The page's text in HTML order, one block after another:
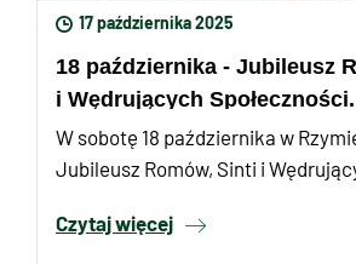
17 października 2025
18 października - Jubileusz
i Wędrujących Społeczności.
W sobotę 18 października w
Jubileusz Romów, Sinti i
Czytaj więcej